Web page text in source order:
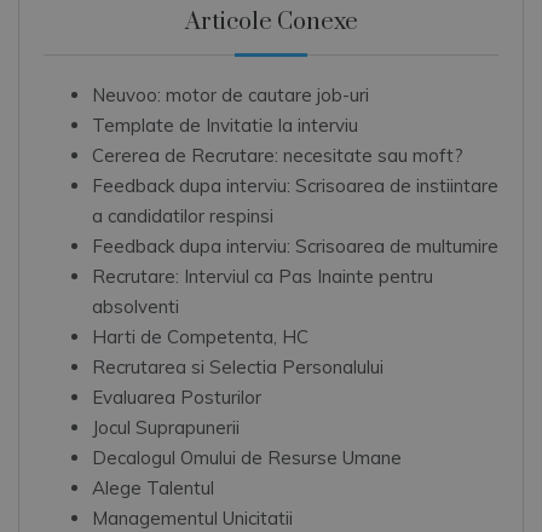
Articole Conexe
Neuvoo: motor de cautare job-uri
Template de Invitatie la interviu
Cererea de Recrutare: necesitate sau moft?
Feedback dupa interviu: Scrisoarea de instiintare
a candidatilor respinsi
Feedback dupa interviu: Scrisoarea de multumire
Recrutare: Interviul ca Pas Inainte pentru
absolventi
Harti de Competenta, HC
Recrutarea si Selectia Personalului
Evaluarea Posturilor
Jocul Suprapunerii
Decalogul Omului de Resurse Umane
Alege Talentul
Managementul Unicitatii